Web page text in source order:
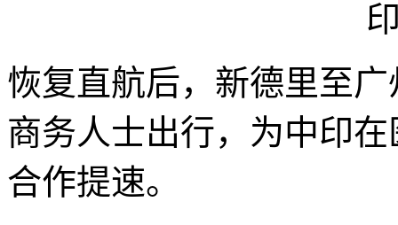
恢复直航后，新德里至
商务人士出行，为中印
合作提速。